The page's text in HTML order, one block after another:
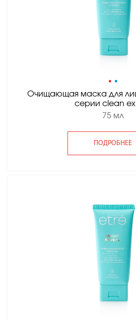
• •
Очищающая маска для
серии clean
75 мл
ПОДРОБНЕЕ